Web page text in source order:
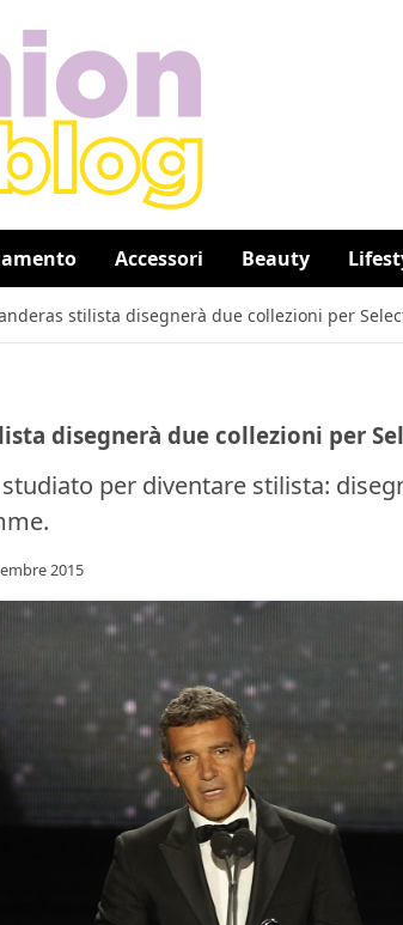
Accessori Beauty
stilista disegnerà due collezioni per
disegnerà due collezioni per
per diventare stilista:
2015